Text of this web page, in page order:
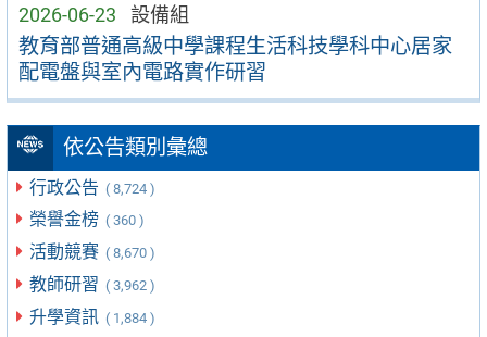
2026-06-23 設備組
教育部普通高級中學課程生活科技學科中心居家
配電盤與室內電路實作研習
依公告類別彙總
行政公告 ( 8,724 )
榮譽金榜 ( 360 )
活動競賽 ( 8,670 )
教師研習 ( 3,962 )
升學資訊 ( 1,884 )